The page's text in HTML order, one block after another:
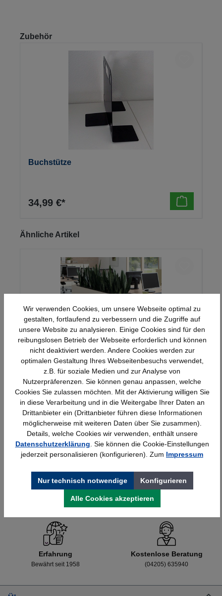
Produktgalerie überspringen
Zubehör
Buchstütze
34,99 €*
Produktgalerie überspringen
Ähnliche Artikel
KIT-Blumenkasten, Serie crew C
898,45 €* Details
Schnelle Lieferung
Bundesweit
Topmarken
Faire Preise
Erfahrung
Bewährt seit 1958
Kostenlose Beratung
(04205) 635940
Wir verwenden Cookies, um unsere Webseite optimal zu
gestalten, fortlaufend zu verbessern und die Zugriffe auf
unsere Website zu analysieren. Einige Cookies sind für den
reibungslosen Betrieb der Webseite erforderlich und können
nicht deaktiviert werden. Andere Cookies werden zur
optimalen Gestaltung Ihres Webseitenbesuchs verwendet,
z.B. für soziale Medien und zur Analyse von
Nutzerpräferenzen. Sie können genau anpassen, welche
Cookies Sie zulassen möchten. Mit der Aktivierung willigen Sie
in diese Verarbeitung und in die Weitergabe Ihrer Daten an
Drittanbieter ein (Drittanbieter führen diese Informationen
möglicherweise mit weiteren Daten über Sie zusammen).
Details, welche Cookies wir verwenden, enthält unsere
Datenschutzerklärung . Sie können die Cookie-Einstellungen
jederzeit personalisieren (konfigurieren). Zum Impressum
Nur technisch notwendige Konfigurieren
Alle Cookies akzeptieren